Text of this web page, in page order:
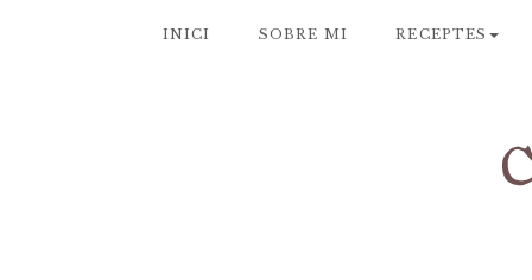
INICI SOBRE MI RECEPTES